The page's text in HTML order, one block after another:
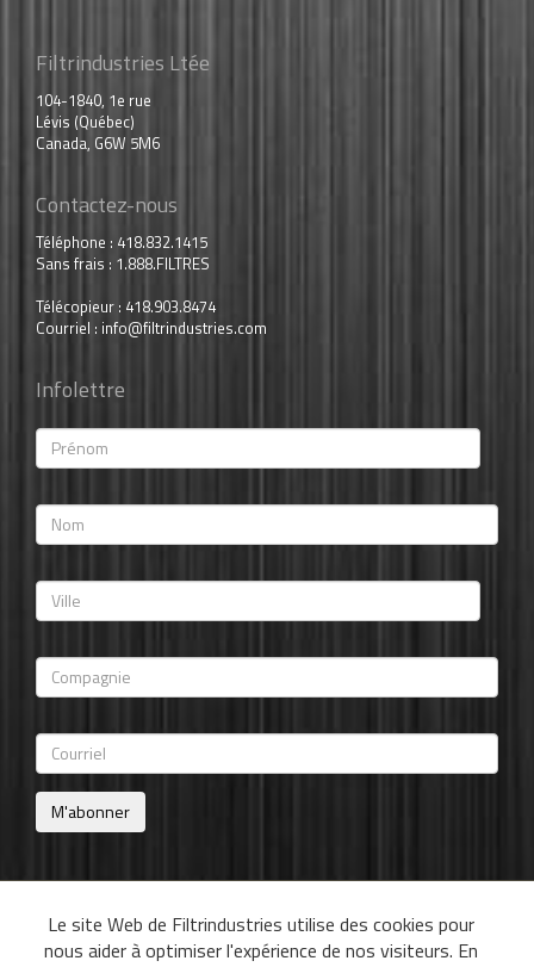
Filtrindustries Ltée
104-1840, 1e rue
Lévis (Québec)
Canada, G6W 5M6
Contactez-nous
Téléphone : 418.832.1415
Sans frais : 1.888.FILTRES
Télécopieur : 418.903.8474
Courriel : info@filtrindustries.com
Infolettre
M'abonner
Le site Web de Filtrindustries utilise des cookies pour
nous aider à optimiser l'expérience de nos visiteurs. En